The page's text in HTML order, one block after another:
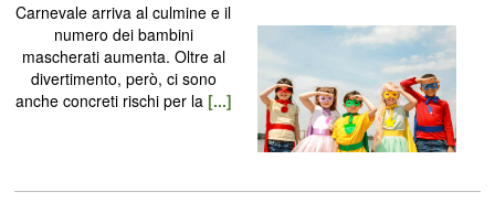
Carnevale arriva al culmine e il
numero dei bambini
mascherati aumenta. Oltre al
divertimento, però, ci sono
anche concreti rischi per la [...]